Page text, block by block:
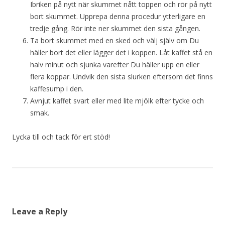
Ibriken på nytt när skummet nått toppen och rör på nytt
bort skummet. Upprepa denna procedur ytterligare en
tredje gång. Rör inte ner skummet den sista gången.
Ta bort skummet med en sked och välj själv om Du
häller bort det eller lägger det i koppen. Låt kaffet stå en
halv minut och sjunka varefter Du häller upp en eller
flera koppar. Undvik den sista slurken eftersom det finns
kaffesump i den.
Avnjut kaffet svart eller med lite mjölk efter tycke och
smak.
Lycka till och tack för ert stöd!
Leave a Reply